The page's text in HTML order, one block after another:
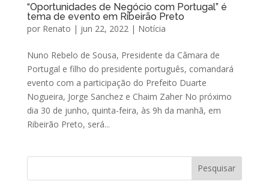
“Oportunidades de Negócio com Portugal” é
tema de evento em Ribeirão Preto
por Renato | jun 22, 2022 | Notícia
Nuno Rebelo de Sousa, Presidente da Câmara de
Portugal e filho do presidente português, comandará
evento com a participação do Prefeito Duarte
Nogueira, Jorge Sanchez e Chaim Zaher No próximo
dia 30 de junho, quinta-feira, às 9h da manhã, em
Ribeirão Preto, será...